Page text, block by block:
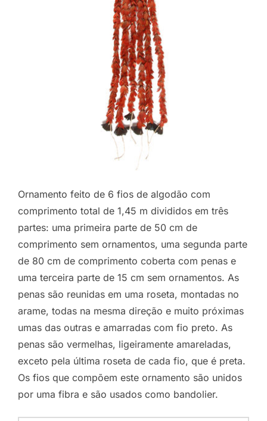
Ornamento feito de 6 fios de algodão com
comprimento total de 1,45 m divididos em três
partes: uma primeira parte de 50 cm de
comprimento sem ornamentos, uma segunda parte
de 80 cm de comprimento coberta com penas e
uma terceira parte de 15 cm sem ornamentos. As
penas são reunidas em uma roseta, montadas no
arame, todas na mesma direção e muito próximas
umas das outras e amarradas com fio preto. As
penas são vermelhas, ligeiramente amareladas,
exceto pela última roseta de cada fio, que é preta.
Os fios que compõem este ornamento são unidos
por uma fibra e são usados como bandolier.